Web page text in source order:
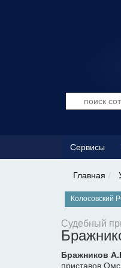
Сервисы
Главная
Колосовский
Судебный
Бражников
приставов